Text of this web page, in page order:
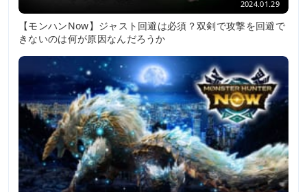
2024.01.29
【モンハンNow】ジャスト回避は必須？双剣で攻撃を回避で
きないのは何が原因なんだろうか